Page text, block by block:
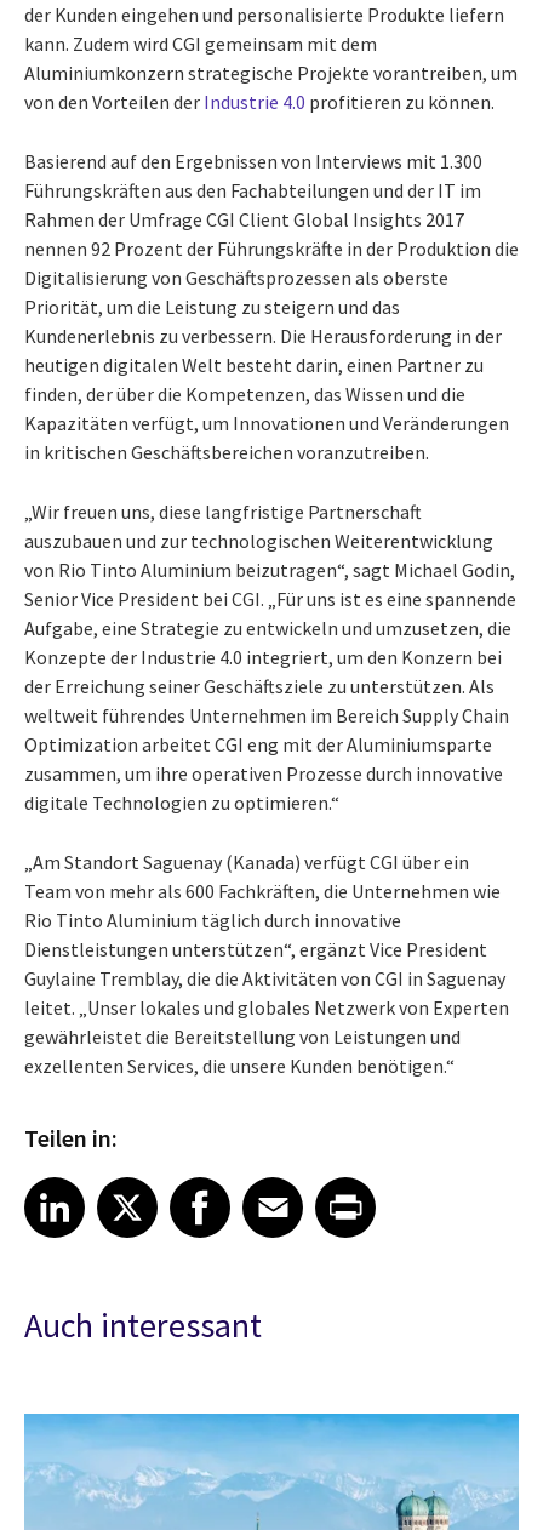
der Kunden eingehen und personalisierte Produkte liefern
kann. Zudem wird CGI gemeinsam mit dem
Aluminiumkonzern strategische Projekte vorantreiben, um
von den Vorteilen der Industrie 4.0 profitieren zu können.
Basierend auf den Ergebnissen von Interviews mit 1.300
Führungskräften aus den Fachabteilungen und der IT im
Rahmen der Umfrage CGI Client Global Insights 2017
nennen 92 Prozent der Führungskräfte in der Produktion die
Digitalisierung von Geschäftsprozessen als oberste
Priorität, um die Leistung zu steigern und das
Kundenerlebnis zu verbessern. Die Herausforderung in der
heutigen digitalen Welt besteht darin, einen Partner zu
finden, der über die Kompetenzen, das Wissen und die
Kapazitäten verfügt, um Innovationen und Veränderungen
in kritischen Geschäftsbereichen voranzutreiben.
„Wir freuen uns, diese langfristige Partnerschaft
auszubauen und zur technologischen Weiterentwicklung
von Rio Tinto Aluminium beizutragen“, sagt Michael Godin,
Senior Vice President bei CGI. „Für uns ist es eine spannende
Aufgabe, eine Strategie zu entwickeln und umzusetzen, die
Konzepte der Industrie 4.0 integriert, um den Konzern bei
der Erreichung seiner Geschäftsziele zu unterstützen. Als
weltweit führendes Unternehmen im Bereich Supply Chain
Optimization arbeitet CGI eng mit der Aluminiumsparte
zusammen, um ihre operativen Prozesse durch innovative
digitale Technologien zu optimieren.“
„Am Standort Saguenay (Kanada) verfügt CGI über ein
Team von mehr als 600 Fachkräften, die Unternehmen wie
Rio Tinto Aluminium täglich durch innovative
Dienstleistungen unterstützen“, ergänzt Vice President
Guylaine Tremblay, die die Aktivitäten von CGI in Saguenay
leitet. „Unser lokales und globales Netzwerk von Experten
gewährleistet die Bereitstellung von Leistungen und
exzellenten Services, die unsere Kunden benötigen.“
Teilen in:
Share article on LinkedIn
LinkedIn
Share article on XShare article on Facebook
Facebook
Share article on Email
EmailShare article on Print
Auch interessant